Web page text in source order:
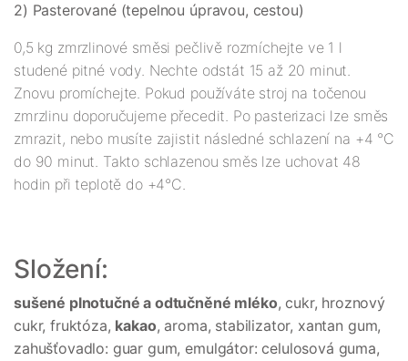
2) Pasterované (tepelnou úpravou, cestou)
0,5 kg zmrzlinové směsi pečlivě rozmíchejte ve 1 l
studené pitné vody. Nechte odstát 15 až 20 minut.
Znovu promíchejte. Pokud používáte stroj na točenou
zmrzlinu doporučujeme přecedit. Po pasterizaci lze směs
zmrazit, nebo musíte zajistit následné schlazení na +4 °C
do 90 minut. Takto schlazenou směs lze uchovat 48
hodin při teplotě do +4°C.
Složení:
sušené plnotučné a odtučněné mléko, cukr, hroznový
cukr, fruktóza, kakao, aroma, stabilizator, xantan gum,
zahušťovadlo: guar gum, emulgátor: celulosová guma,